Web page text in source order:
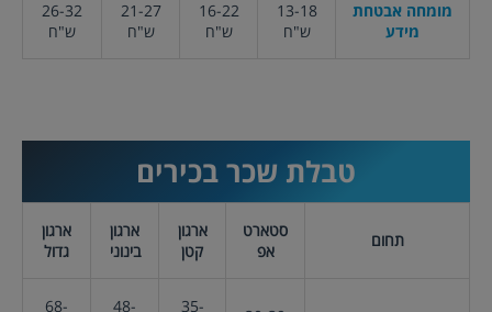
מומחה אבטחת
מידע
13-18
ש"ח
16-22
ש"ח
21-27
ש"ח
26-32
ש"ח
טבלת שכרבכירים
תחום
סטארט
אפ
ארגון
קטן
ארגון
בינוני
ארגון
גדול
35-
48-
68-